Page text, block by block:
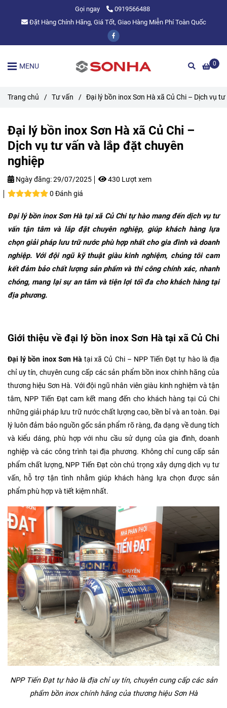
Gọi ngay
0919566488
Đặt Hàng Chính Hãng, Giá Tốt, Giao Hàng Miễn Phí Toàn Quốc
0
MENU
Trang chủ / Tư vấn / Đại lý bồn inox Sơn Hà xã Củ Chi – Dịch vụ
Đại lý bồn inox Sơn Hà xã Củ Chi –
Dịch vụ tư vấn và lắp đặt chuyên
nghiệp
Ngày đăng:29/07/2025
430 Lượt xem
0 Đánh giá
Đại lý bồn inox Sơn Hà tại xã Củ Chi tự hào mang đến dịch vụ tư
vấn tận tâm và lắp đặt chuyên nghiệp, giúp khách hàng lựa
chọn giải pháp lưu trữ nước phù hợp nhất cho gia đình và doanh
nghiệp. Với đội ngũ kỹ thuật giàu kinh nghiệm, chúng tôi cam
kết đảm bảo chất lượng sản phẩm và thi công chính xác, nhanh
chóng, mang lại sự an tâm và tiện lợi tối đa cho khách hàng tại
địa phương.
Giới thiệu về đại lý bồn inox Sơn Hà tại xã Củ Chi
Đại lý bồn inox Sơn Hàtại xã Củ Chi – NPP Tiến Đạt tự hào là địa
chỉ uy tín, chuyên cung cấp các sản phẩm bồn inox chính hãng của
thương hiệu Sơn Hà. Với đội ngũ nhân viên giàu kinh nghiệm và tận
tâm, NPP Tiến Đạt cam kết mang đến cho khách hàng tại Củ Chi
những giải pháp lưu trữ nước chất lượng cao, bền bỉ và an toàn. Đại
lý luôn đảm bảo nguồn gốc sản phẩm rõ ràng, đa dạng về dung tích
và kiểu dáng, phù hợp với nhu cầu sử dụng của gia đình, doanh
nghiệp và các công trình tại địa phương. Không chỉ cung cấp sản
phẩm chất lượng, NPP Tiến Đạt còn chú trọng xây dựng dịch vụ tư
vấn, hỗ trợ tận tình nhằm giúp khách hàng lựa chọn được sản
phẩm phù hợp và tiết kiệm nhất.
NPP Tiến Đạt tự hào là địa chỉ uy tín, chuyên cung cấp các sản
phẩm bồn inox chính hãng của thương hiệu Sơn Hà